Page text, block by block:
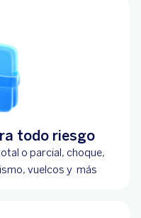
todo riesgo
o parcial, choque,
vuelcos y más